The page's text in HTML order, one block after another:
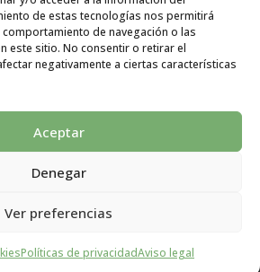
de estas tecnologías nos permitirá
de navegación o las
este sitio. No consentir o retirar el
negativamente a ciertas características
Aceptar
Denegar
Ver preferencias
Políticas de privacidadAviso legal
privacidad|Cookies